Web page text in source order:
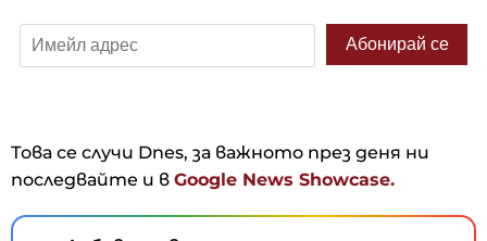
Това се случи Dnes, за важното през деня ни
последвайте и в Google News Showcase.